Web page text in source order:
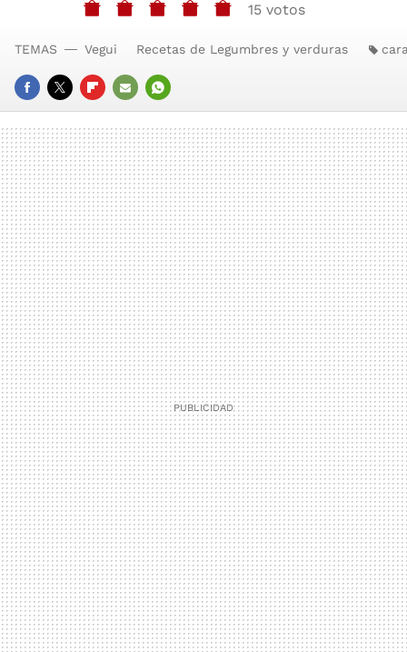
15 votos
FACEBOOK
TWITTERFLIPBOARD
E-
MAIL
WHATSAPP
TEMAS Vegui Recetas de Legumbres y verduras